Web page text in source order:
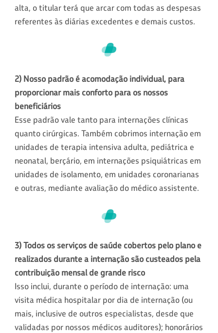
alta, o titular terá que arcar com todas as despesas
referentes às diárias excedentes e demais custos.
2) Nosso padrão é acomodação individual, para
proporcionar mais conforto para os nossos
beneficiários
Esse padrão vale tanto para internações clínicas
quanto cirúrgicas. Também cobrimos internação em
unidades de terapia intensiva adulta, pediátrica e
neonatal, berçário, em internações psiquiátricas em
unidades de isolamento, em unidades coronarianas
e outras, mediante avaliação do médico assistente.
3) Todos os serviços de saúde cobertos pelo plano e
realizados durante a internação são custeados pela
contribuição mensal de grande risco
Isso inclui, durante o período de internação: uma
visita médica hospitalar por dia de internação (ou
mais, inclusive de outros especialistas, desde que
validadas por nossos médicos auditores); honorários